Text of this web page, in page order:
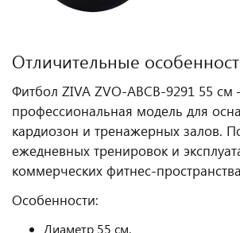
Отличительные
Фитбол ZIVA ZVO-ABCB-9291 55
профессиональная модель для
кардиозон и тренажерных залов.
ежедневных тренировок и
коммерческих
Особенности:
Диаметр 55 см.